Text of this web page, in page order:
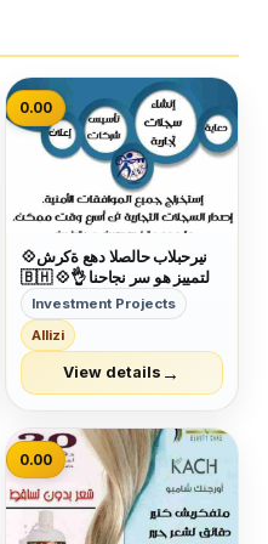
0.00
💠شركة عهد الصلاح بالبحرين ⁦
🇧🇭⁩ 💠التمييز هو سر نجاحنا 👌
وكمان عروضنا مميزة😉 عروضنا
على :- □تأسيس الشركات
والمؤسسات🏣🏭 □دعاية
وإعلان🖼 □تسويق عقاري🌇
□إصدار الموافقات لجميع
الجنسيات👌 □إدارة أملاك...
Investment Projects
Allizi
View details →
0.00